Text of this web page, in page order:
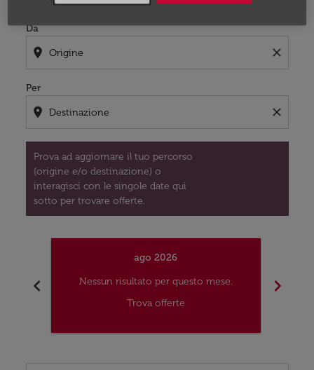
Da
location_on close
Per
location_on close
Prova ad aggiornare il tuo percorso
(origine e/o destinazione) o
interagisci con le singole date qui
sotto per trovare offerte.
chevron_left
ago 2026
Nessun risultato per questo mese.
Trova offerte
chevron_right